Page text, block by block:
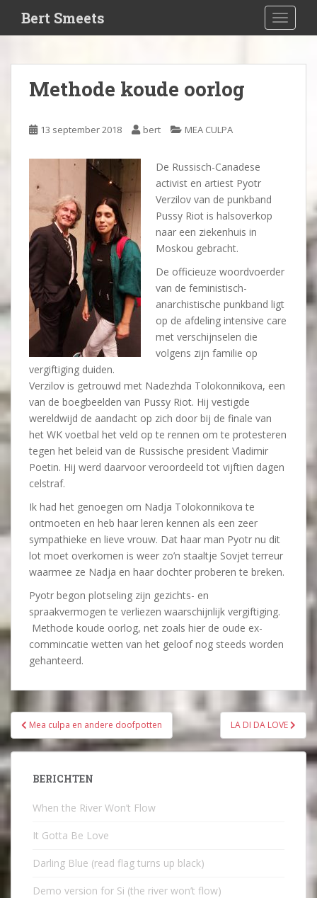
i
Bert Smeets
Methode koude oorlog
13 september 2018 bert MEA CULPA
De Russisch-Canadese
activist en artiest Pyotr
Verzilov van de punkband
Pussy Riot is halsoverkop
naar een ziekenhuis in
Moskou gebracht.
De officieuze woordvoerder
van de feministisch-
anarchistische punkband ligt
op de afdeling intensive care
met verschijnselen die
volgens zijn familie op
vergiftiging duiden.
Verzilov is getrouwd met Nadezhda Tolokonnikova, een
van de boegbeelden van Pussy Riot. Hij vestigde
wereldwijd de aandacht op zich door bij de finale van
het WK voetbal het veld op te rennen om te protesteren
tegen het beleid van de Russische president Vladimir
Poetin. Hij werd daarvoor veroordeeld tot vijftien dagen
celstraf.
Ik had het genoegen om Nadja Tolokonnikova te
ontmoeten en heb haar leren kennen als een zeer
sympathieke en lieve vrouw. Dat haar man Pyotr nu dit
lot moet overkomen is weer zo’n staaltje Sovjet terreur
waarmee ze Nadja en haar dochter proberen te breken.
Pyotr begon plotseling zijn gezichts- en
spraakvermogen te verliezen waarschijnlijk vergiftiging.
Methode koude oorlog, net zoals hier de oude ex-
commincatie wetten van het geloof nog steeds worden
gehanteerd.
Bericht
navigatie
Mea culpa en andere doofpotten LA DI DA LOVE
BERICHTEN
When the River Won’t Flow
It Gotta Be Love
Darling Blue (read flag turns up black)
Demo version for Si (the river won’t flow)